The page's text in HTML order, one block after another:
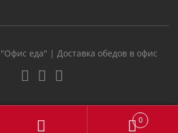
еда" | Доставка обедов в офис
0